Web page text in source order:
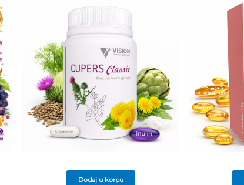
Dodaj u korpu